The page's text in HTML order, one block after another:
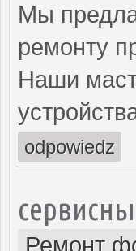
Мы
ремонту
Наши
odpowiedz
Ремонт